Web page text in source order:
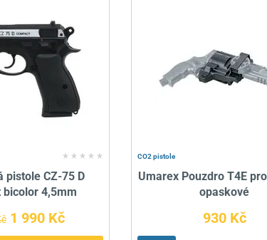
pistole CZ-75 D
bicolor 4,5mm
1 990 Kč
CO2 pistole
Umarex Pouzdro T4E
opaskové
930 Kč